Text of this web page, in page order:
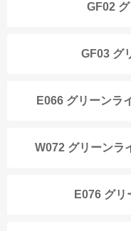
GF02
GF03 グ
E066 グリーンラ
W072 グリーンラ
E076 グリ